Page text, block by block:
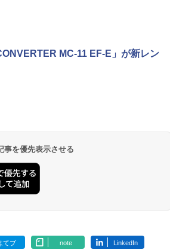
MC-11 EF-E」が新レン
事を優先表示させる
てブ note LinkedIn